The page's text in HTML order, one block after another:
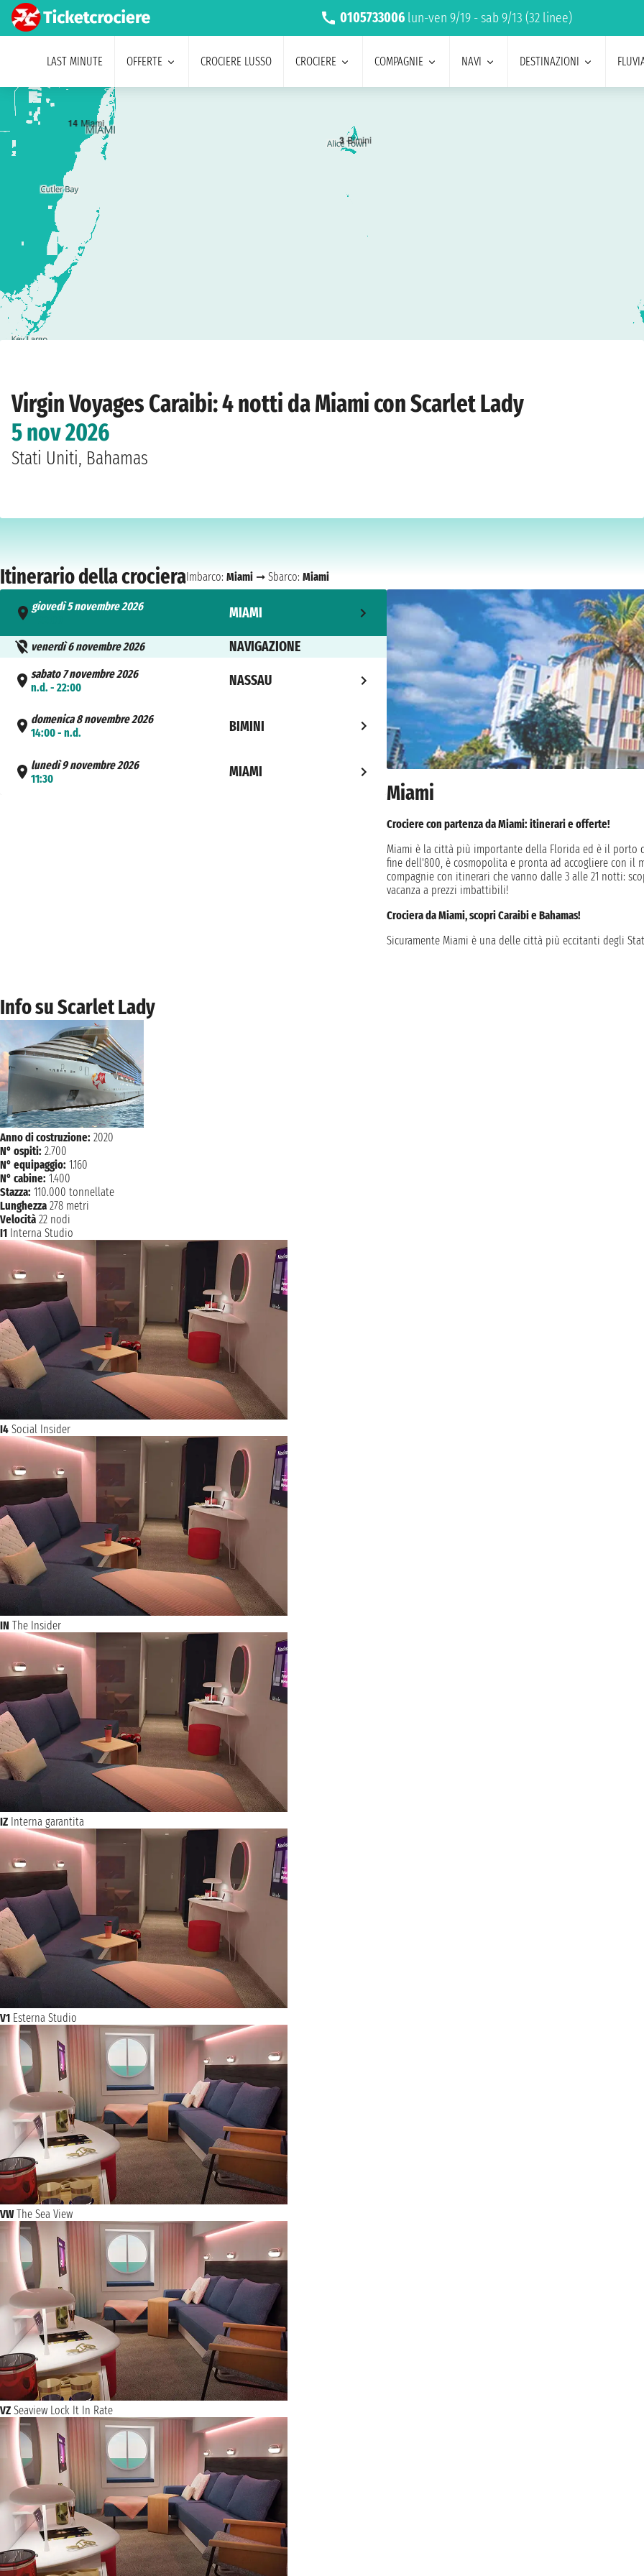
0105733006 lun-ven 9/19 - sab 9/13 (32 linee)
LAST MINUTE OFFERTE CROCIERE LUSSO CROCIERE COMPAGNIE NAVI DESTINAZIONI
14 Miami
3 Bimini
Virgin Voyages Caraibi: 4 notti da Miami con Scarlet Lady
5 nov 2026
Stati Uniti, Bahamas
Itinerario della crocieraImbarco: Miami ➞ Sbarco: Miami
giovedì 5 novembre 2026
MIAMI
venerdì 6 novembre 2026 NAVIGAZIONE
sabato 7 novembre 2026
n.d. - 22:00
NASSAU
domenica 8 novembre 2026
14:00 - n.d.
BIMINI
lunedì 9 novembre 2026
11:30
MIAMI
Miami
Crociere con partenza da Miami: itinerari e offerte!
Miami è la città più importante della Florida ed è il porto
fine dell'800, è cosmopolita e pronta ad accogliere con
compagnie con itinerari che vanno dalle 3 alle 21 notti:
vacanza a prezzi imbattibili!
Crociera da Miami, scopri Caraibi e Bahamas!
Sicuramente Miami è una delle città più eccitanti degli
consigliamo infatti le crociere alle Bahamas da Miami:
Info su Scarlet Lady
Anno di costruzione: 2020
N° ospiti: 2.700
N° equipaggio: 1.160
N° cabine: 1.400
Stazza: 110.000 tonnellate
Lunghezza 278 metri
Velocità 22 nodi
I1 Interna Studio
I4 Social Insider
IN The Insider
IZ Interna garantita
V1 Esterna Studio
VW The Sea View
VZ Seaview Lock It In Rate